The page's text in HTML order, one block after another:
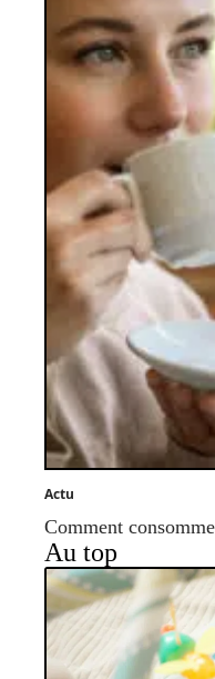
Actu
Comment
Au top